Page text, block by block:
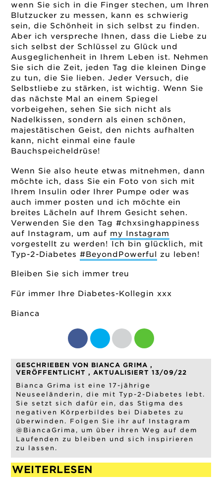
wenn Sie sich in die Finger stechen, um Ihren
Blutzucker zu messen, kann es schwierig
sein, die Schönheit in sich selbst zu finden.
Aber ich verspreche Ihnen, dass die Liebe zu
sich selbst der Schlüssel zu Glück und
Ausgeglichenheit in Ihrem Leben ist. Nehmen
Sie sich die Zeit, jeden Tag die kleinen Dinge
zu tun, die Sie lieben. Jeder Versuch, die
Selbstliebe zu stärken, ist wichtig. Wenn Sie
das nächste Mal an einem Spiegel
vorbeigehen, sehen Sie sich nicht als
Nadelkissen, sondern als einen schönen,
majestätischen Geist, den nichts aufhalten
kann, nicht einmal eine faule
Bauchspeicheldrüse!
Wenn Sie also heute etwas mitnehmen, dann
möchte ich, dass Sie ein Foto von sich mit
Ihrem Insulin oder Ihrer Pumpe oder was
auch immer posten und ich möchte ein
breites Lächeln auf Ihrem Gesicht sehen.
Verwenden Sie den Tag #chxsinghappiness
auf Instagram, um auf my Instagram
vorgestellt zu werden! Ich bin glücklich, mit
Typ-2-Diabetes#BeyondPowerful zu leben!
Bleiben Sie sich immer treu
Für immer Ihre Diabetes-Kollegin xxx
Bianca
GESCHRIEBEN VON BIANCA GRIMA ,
VERÖFFENTLICHT , AKTUALISIERT 13/09/22
Bianca Grima ist eine 17-jährige
Neuseeländerin, die mit Typ-2-Diabetes lebt.
Sie setzt sich dafür ein, das Stigma des
negativen Körperbildes bei Diabetes zu
überwinden. Folgen Sie ihr auf Instagram
@BiancaGrima, um über ihren Weg auf dem
Laufenden zu bleiben und sich inspirieren
zu lassen.
WEITERLESEN